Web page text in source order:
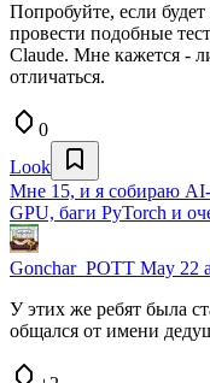
Попробуйте, если
провести подобные
Claude. Мне кажется -
отличаться.
0
Look
Мне 15, и я собираю AI-
GPU, баги PyTorch и
Gonchar_POTT May 22
У этих же ребят была
общался от имени